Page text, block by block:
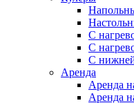
С
С
С нижней
Аренда
Аренда
Аренда